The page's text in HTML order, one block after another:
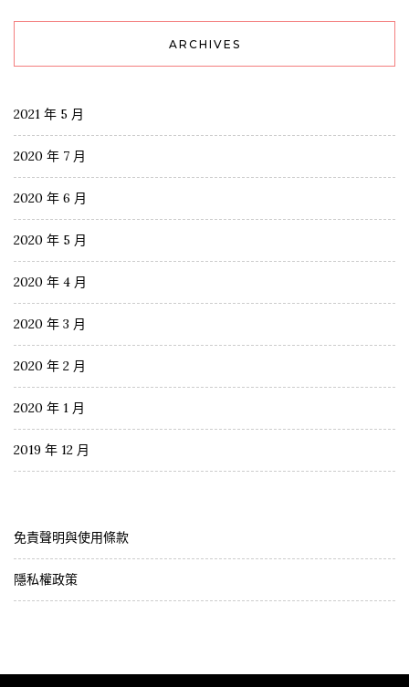
ARCHIVES
2021 年 5 月
2020 年 7 月
2020 年 6 月
2020 年 5 月
2020 年 4 月
2020 年 3 月
2020 年 2 月
2020 年 1 月
2019 年 12 月
免責聲明與使用條款
隱私權政策